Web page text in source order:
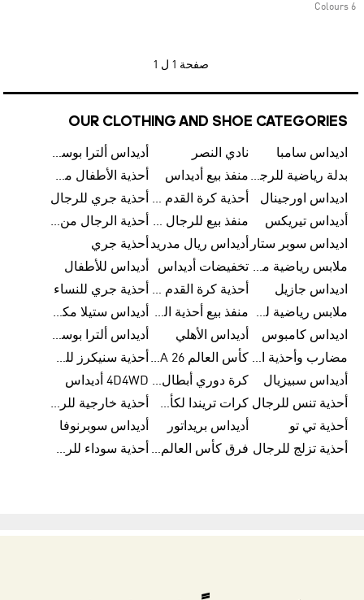
6 Colours
صفحة 1 ل 1
OUR CLOTHING AND SHOE CATEGORIES
اديداس سامبا نادي النصر
أديداس ألترا بوست
بدلة رياضية للرجال من أديداس منفذ بيع أديداس
أحذية الأطفال من أديداس
اديداس اورجينال
أحذية كرة القدم للرجال من أديداس
أحذية جري للرجال
أديداس تيريكس
منفذ بيع للرجال من أديداس
أحذية الرجال من أديداس
اديداس سوبر ستار
أديداس ريال مدريد أحذية جري
ملابس رياضية من أديداس تخفيضات أديداس
أديداس للأطفال
اديداس جازيل
أحذية كرة القدم من أديداس
أحذية جري للنساء
ملابس رياضية للأطفال من أديداس
منفذ بيع أحذية الرجال من أديداس
أديداس ستيلا مكارتني
اديداس كامبوس
أديداس الأهلي
أديداس ألترا بوست للنساء
مضارب وأحذية البادل من أديداس
كأس العالم FIFA 26™
أحذية سنيكرز للرجال من أديداس
أديداس سبيزيال
كرة دوري أبطال أوروبا من أديداس 4D4WD أديداس
أحذية تنس للرجال
كرات تريندا لكأس العالم FIFA 26™
أحذية خارجية للرجال
أحذية تي تو
أديداس بريداتور
أديداس سوبرنوفا
أحذية تزلج للرجال
فرق كأس العالم FIFA 26™ أحذية سوداء للرجال